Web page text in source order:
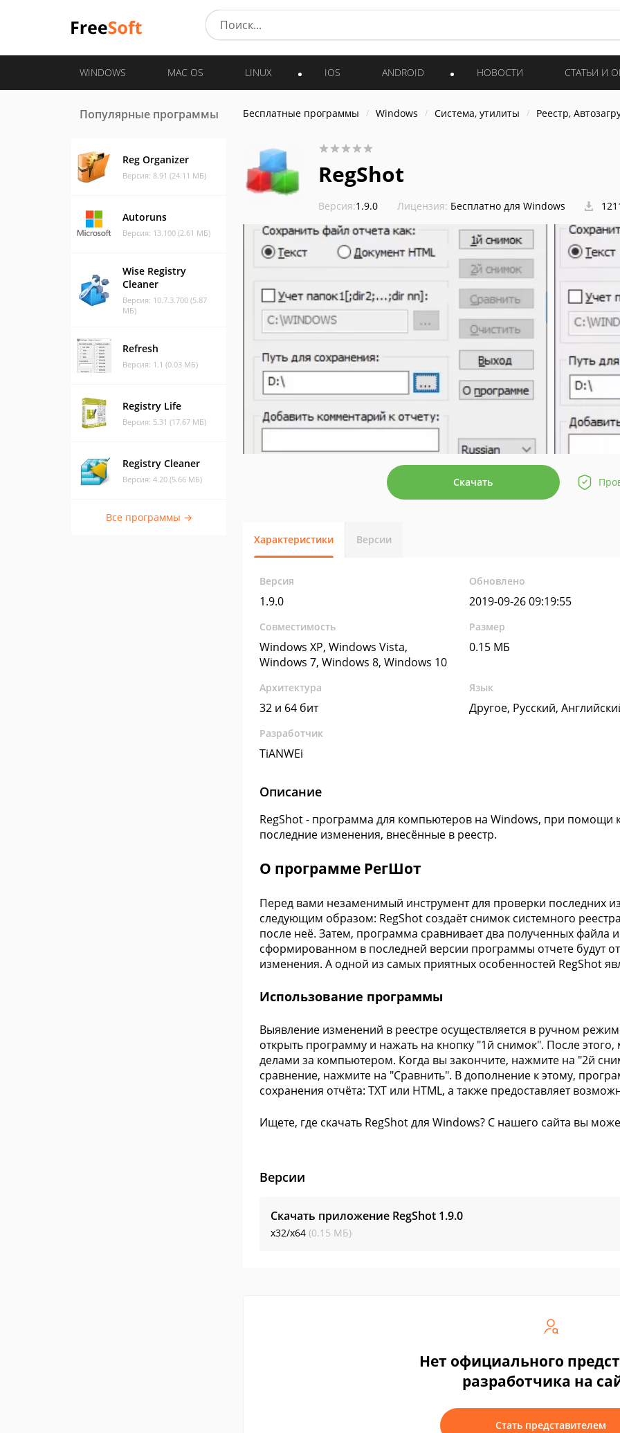
WINDOWS MAC OS LINUX IOS ANDROID НОВОСТИ СТАТЬИ И
Популярные программы
Reg Organizer
Версия: 8.91 (24.11 МБ)
Autoruns
Версия: 13.100 (2.61 МБ)
Wise Registry
Cleaner
Версия: 10.7.3.700 (5.87
МБ)
Refresh
Версия: 1.1 (0.03 МБ)
Registry Life
Версия: 5.31 (17.67 МБ)
Registry Cleaner
Версия: 4.20 (5.66 МБ)
Все программы →
Бесплатные программы Windows Система, утилиты Реестр,
RegShot
Версия:1.9.0 Лицензия: Бесплатно для Windows
Скачать
Характеристики Версии
Версия
1.9.0
Обновлено
2019-09-26 09:19:55
Совместимость
Windows XP, Windows Vista,
Windows 7, Windows 8, Windows 10
Размер
0.15 МБ
Архитектура
32 и 64 бит
Язык
Другое, Русский,
Разработчик
TiANWEi
Описание
RegShot - программа для компьютеров на Windows, при помощи
последние изменения, внесённые в реестр.
О программе РегШот
Перед вами незаменимый инструмент для проверки последних
следующим образом: RegShot создаёт снимок системного
после неё. Затем, программа сравнивает два полученных файла
сформированном в последней версии программы отчете будут
изменения. А одной из самых приятных особенностей RegShot
Использование программы
Выявление изменений в реестре осуществляется в ручном
открыть программу и нажать на кнопку "1й снимок". После
делами за компьютером. Когда вы закончите, нажмите на "2й
сравнение, нажмите на "Сравнить". В дополнение к этому,
сохранения отчёта: TXT или HTML, а также предоставляет
Ищете, где скачать RegShot для Windows? С нашего сайта вы
Версии
Скачать приложение RegShot 1.9.0
x32/x64 (0.15 МБ)
Нет официального
разработчика на
Стать представителем